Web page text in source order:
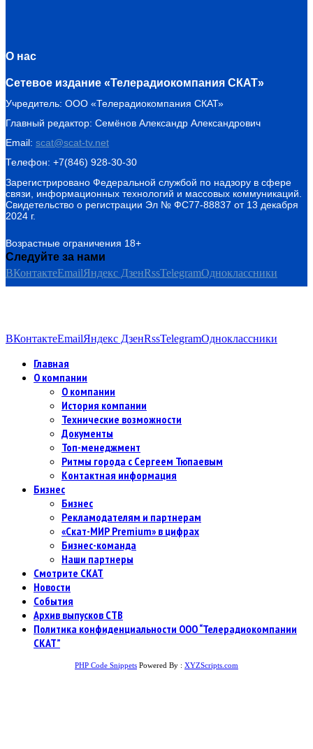
О нас
Сетевое издание «Телерадиокомпания СКАТ»
Учредитель: ООО «Телерадиокомпания СКАТ»
Главный редактор: Семёнов Александр Александрович
Email: scat@scat-tv.net
Телефон: +7(846) 928-30-30
Зарегистрировано Федеральной службой по надзору в сфере
связи, информационных технологий и массовых коммуникаций.
Свидетельство о регистрации Эл № ФС77-88837 от 13 декабря
2024 г.
Возрастные ограничения 18+
Следуйте за нами
ВКонтактеEmailЯндекс ДзенRssTelegramОдноклассники
ВКонтактеEmailЯндекс ДзенRssTelegramОдноклассники
Главная
О компании
О компании
История компании
Технические возможности
Документы
Топ-менеджмент
Ритмы города с Сергеем Тюпаевым
Контактная информация
Бизнес
Бизнес
Рекламодателям и партнерам
«Скат-МИР Premium» в цифрах
Бизнес-команда
Наши партнеры
Смотрите СКАТ
Новости
События
Архив выпусков СТВ
Политика конфиденциальности ООО “Телерадиокомпании
СКАТ”
PHP Code Snippets Powered By : XYZScripts.com